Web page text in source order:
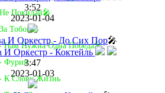
Покидай🎤
Тобой🎤
Нам Нужна Одна Победа🎤
Фурия
К Слову Жизнь
3:52
2023-01-04
И Оркестр - До Сих Пор🎤
3:47
2023-01-03